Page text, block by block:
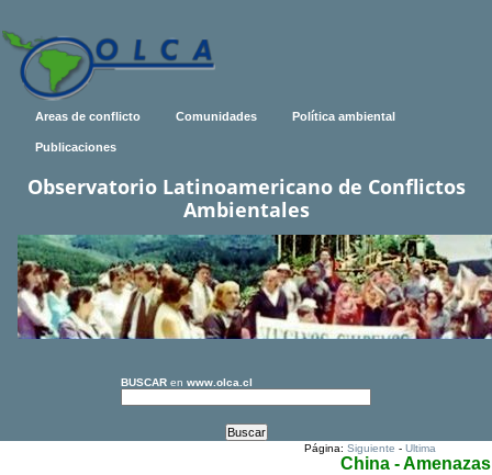
Areas de conflicto Comunidades Política ambiental
Publicaciones
Observatorio Latinoamericano de Conflictos
Ambientales
BUSCAR en www.olca.cl
Página:Siguiente -Ultima
China - Amenazas